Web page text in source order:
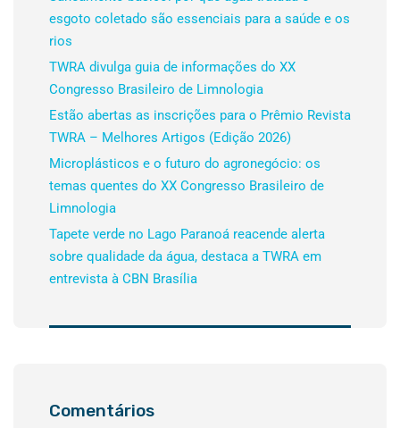
esgoto coletado são essenciais para a saúde e os
rios
TWRA divulga guia de informações do XX
Congresso Brasileiro de Limnologia
Estão abertas as inscrições para o Prêmio Revista
TWRA – Melhores Artigos (Edição 2026)
Microplásticos e o futuro do agronegócio: os
temas quentes do XX Congresso Brasileiro de
Limnologia
Tapete verde no Lago Paranoá reacende alerta
sobre qualidade da água, destaca a TWRA em
entrevista à CBN Brasília
Comentários